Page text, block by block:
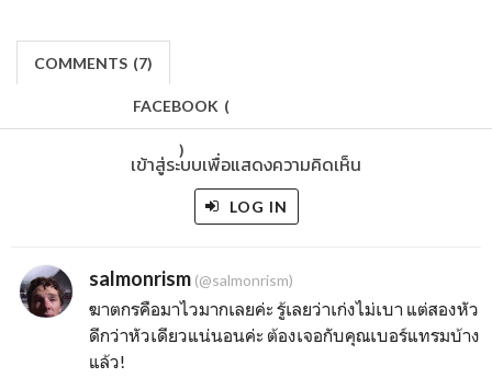
COMMENTS (7)
FACEBOOK (
)
เข้าสู่ระบบเพื่อแสดงความคิดเห็น
LOG IN
salmonrism (@salmonrism)
ฆาตกรคือมาไวมากเลยค่ะ รู้เลยว่าเก่งไม่เบา แต่สองหัว
ดีกว่าหัวเดียวแน่นอนค่ะ ต้องเจอกับคุณเบอร์แทรมบ้าง
แล้ว!